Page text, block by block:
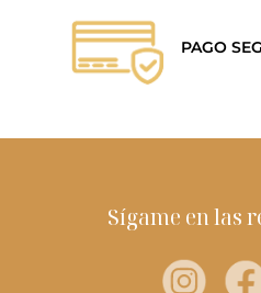
PAGO
Sígame en las